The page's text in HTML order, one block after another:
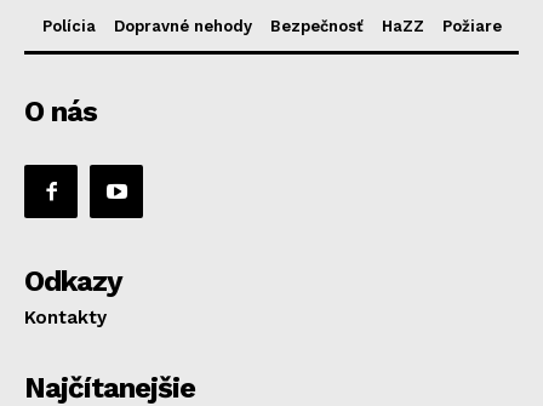
Polícia Dopravné nehody Bezpečnosť HaZZ Požiare
O nás
Odkazy
Kontakty
Najčítanejšie